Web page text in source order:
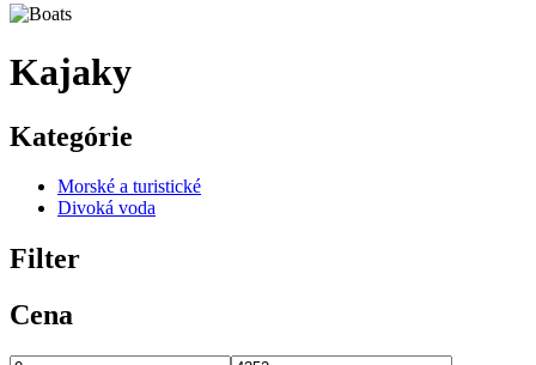
Kajaky
Kategórie
Morské a turistické
Divoká voda
Filter
Cena